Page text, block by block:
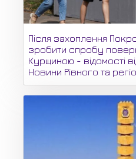
Після захоплення
зробити спробу
Курщиною - відомості
Новини Рівного та